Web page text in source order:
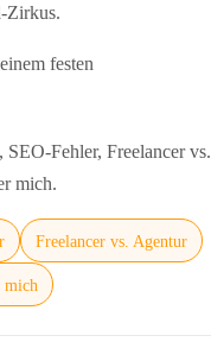
festen
Freelancer vs.
mich.
Freelancer vs. Agentur
mich